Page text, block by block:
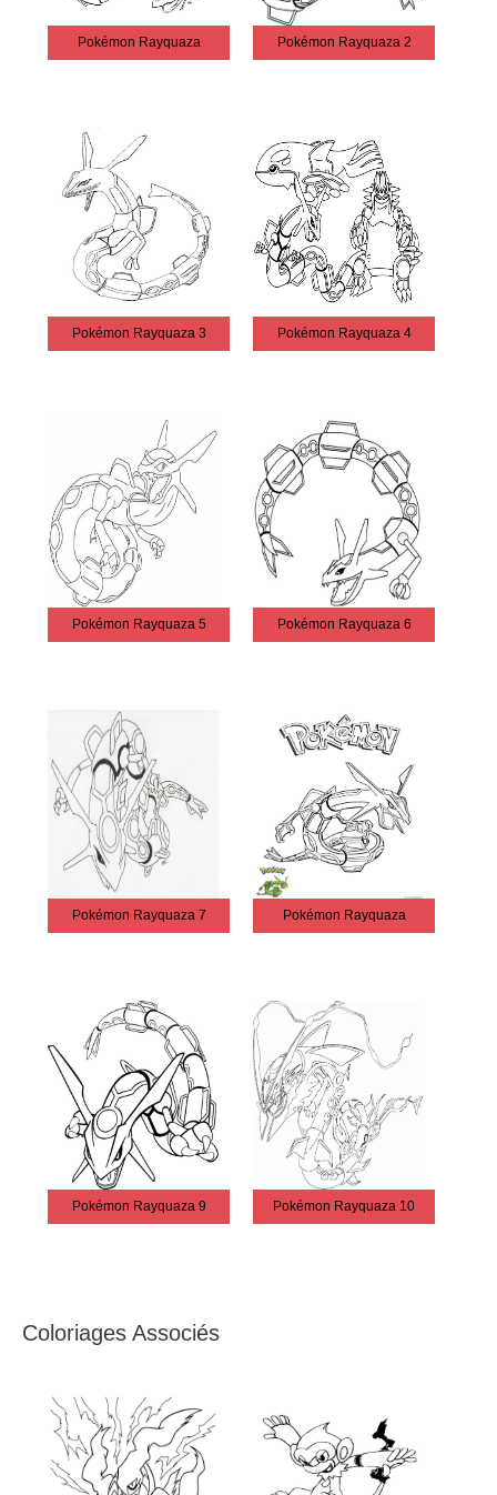
Pokémon Rayquaza Pokémon Rayquaza 2
Pokémon Rayquaza 3 Pokémon Rayquaza 4
Pokémon Rayquaza 5 Pokémon Rayquaza 6
Pokémon Rayquaza 7 Pokémon Rayquaza
Pokémon Rayquaza 9 Pokémon Rayquaza 10
Coloriages Associés